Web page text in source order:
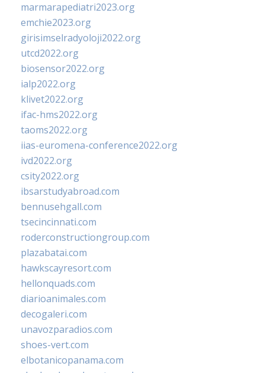
marmarapediatri2023.org
emchie2023.org
girisimselradyoloji2022.org
utcd2022.org
biosensor2022.org
ialp2022.org
klivet2022.org
ifac-hms2022.org
taoms2022.org
iias-euromena-conference2022.org
ivd2022.org
csity2022.org
ibsarstudyabroad.com
bennusehgall.com
tsecincinnati.com
roderconstructiongroup.com
plazabatai.com
hawkscayresort.com
hellonquads.com
diarioanimales.com
decogaleri.com
unavozparadios.com
shoes-vert.com
elbotanicopanama.com